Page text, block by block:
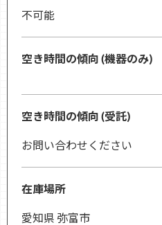
不可能
空き時間の傾向 (機器のみ)
空き時間の傾向 (受託)
お問い合わせください
在庫場所
愛知県 弥富市